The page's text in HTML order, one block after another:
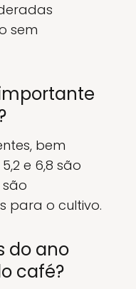
sem
bem
e 6,8 são
são
para o cultivo.
do ano
café?